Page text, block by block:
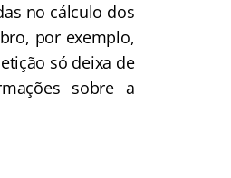
no cálculo dos
por exemplo,
só deixa de
sobre a